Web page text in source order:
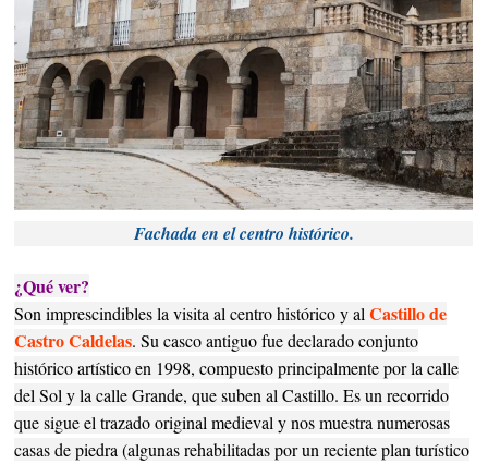
Fachada en el centro histórico.
¿Qué ver?
Son imprescindibles la visita al centro histórico y alCastillo de
Castro Caldelas. Su casco antiguo fue declarado conjunto
histórico artístico en 1998, compuesto principalmente por la calle
del Sol y la calle Grande, que suben al Castillo. Es un recorrido
que sigue el trazado original medieval y nos muestra numerosas
casas de piedra (algunas rehabilitadas por un reciente plan turístico